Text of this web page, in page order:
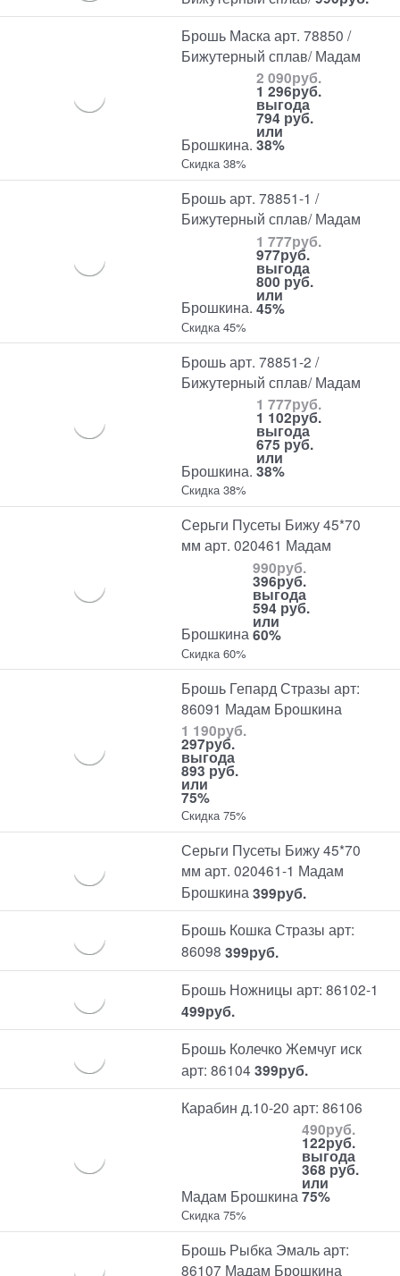
Брошь Маска арт. 78850 /
Бижутерный сплав/ Мадам
Брошкина.
2 090руб.
1 296руб.
выгода
794 руб.
или
38%
Скидка 38%
Брошь арт. 78851-1 /
Бижутерный сплав/ Мадам
Брошкина.
1 777руб.
977руб.
выгода
800 руб.
или
45%
Скидка 45%
Брошь арт. 78851-2 /
Бижутерный сплав/ Мадам
Брошкина.
1 777руб.
1 102руб.
выгода
675 руб.
или
38%
Скидка 38%
Серьги Пусеты Бижу 45*70
мм арт. 020461 Мадам
Брошкина
990руб.
396руб.
выгода
594 руб.
или
60%
Скидка 60%
Брошь Гепард Стразы арт:
86091 Мадам Брошкина
1 190руб.
297руб.
выгода
893 руб.
или
75%
Скидка 75%
Серьги Пусеты Бижу 45*70
мм арт. 020461-1 Мадам
Брошкина399руб.
Брошь Кошка Стразы арт:
86098399руб.
Брошь Ножницы арт: 86102-1
499руб.
Брошь Колечко Жемчуг иск
арт: 86104399руб.
Карабин д.10-20 арт: 86106
Мадам Брошкина
490руб.
122руб.
выгода
368 руб.
или
75%
Скидка 75%
Брошь Рыбка Эмаль арт:
86107 Мадам Брошкина